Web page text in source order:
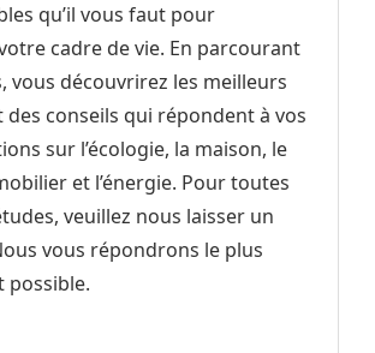
qu’il vous faut pour
cadre de vie. En parcourant
vous découvrirez les meilleurs
des conseils qui répondent à vos
sur l’écologie, la maison, le
et l’énergie. Pour toutes
veuillez nous laisser un
vous répondrons le plus
possible.